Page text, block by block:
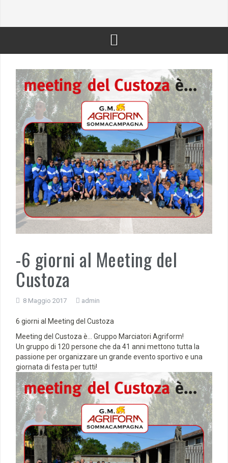
-6 giorni al Meeting del
Custoza
8 Maggio 2017 admin
6 giorni al Meeting del Custoza
Meeting del Custoza è… Gruppo Marciatori Agriform!
Un gruppo di 120 persone che da 41 anni mettono tutta la
passione per organizzare un grande evento sportivo e una
giornata di festa per tutti!